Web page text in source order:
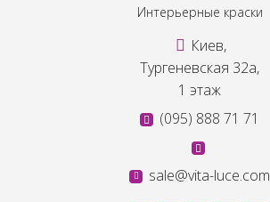
Интерьерные краски
Киев,
Тургеневская 32а,
1 этаж
(095) 888 71 71
sale@vita-luce.com